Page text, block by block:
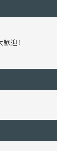
迎！